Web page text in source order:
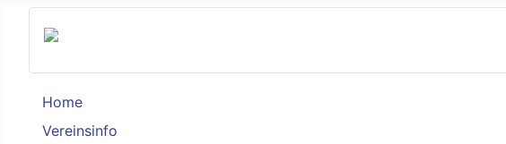
Home
Vereinsinfo